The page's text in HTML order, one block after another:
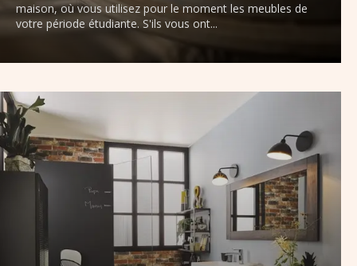
maison, où vous utilisez pour le moment les meubles de
votre période étudiante. S'ils vous ont...